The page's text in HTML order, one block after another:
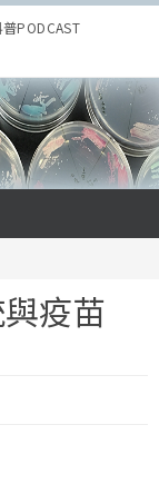
普PODCAST
疫苗